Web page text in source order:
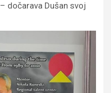
– dočarava Dušan svoj